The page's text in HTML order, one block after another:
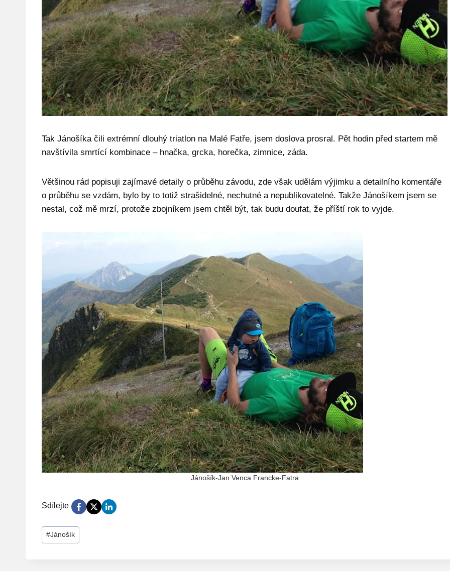
Tak Jánošíka čili extrémní dlouhý triatlon na Malé Fatře, jsem doslova prosral. Pět hodin před startem mě
navštívila smrtící kombinace – hnačka, grcka, horečka, zimnice, záda.
Většinou rád popisuji zajímavé detaily o průběhu závodu, zde však udělám výjimku a detailního komentáře
o průběhu se vzdám, bylo by to totiž strašidelné, nechutné a nepublikovatelné. Takže Jánošíkem jsem se
nestal, což mě mrzí, protože zbojníkem jsem chtěl být, tak budu doufat, že příští rok to vyjde.
Jánošík-Jan Venca Francke-Fatra
Sdílejte
Štítky
příspěvků:
#Jánošík